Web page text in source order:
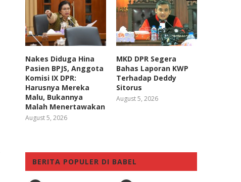
Nakes Diduga Hina
Pasien BPJS, Anggota
Komisi IX DPR:
Harusnya Mereka
Malu, Bukannya
Malah Menertawakan
August 5, 2026
MKD DPR Segera
Bahas Laporan KWP
Terhadap Deddy
Sitorus
August 5, 2026
BERITA POPULER DI BABEL